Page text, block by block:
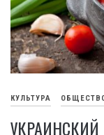
КУЛЬТУРА